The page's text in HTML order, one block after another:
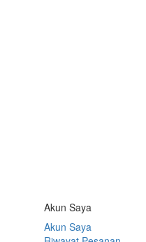
Akun Saya
Akun Saya